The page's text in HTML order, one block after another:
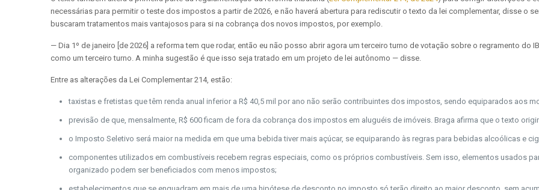
necessárias para permitir o teste dos impostos a partir de 2026, e não haverá abertura para rediscutir o texto da lei complementar, disse o
buscaram tratamentos mais vantajosos para si na cobrança dos novos impostos, por exemplo.
— Dia 1º de janeiro [de 2026] a reforma tem que rodar, então eu não posso abrir agora um terceiro turno de votação sobre o regramento do
como um terceiro turno. A minha sugestão é que isso seja tratado em um projeto de lei autônomo — disse.
Entre as alterações da Lei Complementar 214, estão:
taxistas e fretistas que têm renda anual inferior a R$ 40,5 mil por ano não serão contribuintes dos impostos, sendo equiparados aos
previsão de que, mensalmente, R$ 600 ficam de fora da cobrança dos impostos em aluguéis de imóveis. Braga afirma que o texto
o Imposto Seletivo será maior na medida em que uma bebida tiver mais açúcar, se equiparando às regras para bebidas alcoólicas e
componentes utilizados em combustíveis recebem regras especiais, como os próprios combustíveis. Sem isso, elementos usados
organizado podem ser beneficiados com menos impostos;